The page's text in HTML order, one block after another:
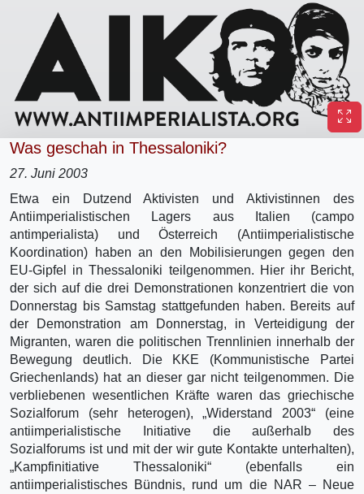
Was geschah in Thessaloniki?
27. Juni 2003
Etwa ein Dutzend Aktivisten und Aktivistinnen des
Antiimperialistischen Lagers aus Italien (campo
antimperialista) und Österreich (Antiimperialistische
Koordination) haben an den Mobilisierungen gegen den
EU-Gipfel in Thessaloniki teilgenommen. Hier ihr Bericht,
der sich auf die drei Demonstrationen konzentriert die von
Donnerstag bis Samstag stattgefunden haben. Bereits auf
der Demonstration am Donnerstag, in Verteidigung der
Migranten, waren die politischen Trennlinien innerhalb der
Bewegung deutlich. Die KKE (Kommunistische Partei
Griechenlands) hat an dieser gar nicht teilgenommen. Die
verbliebenen wesentlichen Kräfte waren das griechische
Sozialforum (sehr heterogen), „Widerstand 2003“ (eine
antiimperialistische Initiative die außerhalb des
Sozialforums ist und mit der wir gute Kontakte unterhalten),
„Kampfinitiative Thessaloniki“ (ebenfalls ein
antiimperialistisches Bündnis, rund um die NAR – Neue